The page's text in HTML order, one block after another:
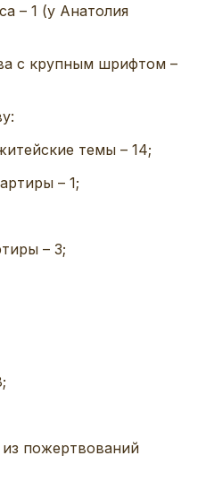
– 1 (у Анатолия
с крупным шрифтом –
темы – 14;
– 1;
– 3;
пожертвований